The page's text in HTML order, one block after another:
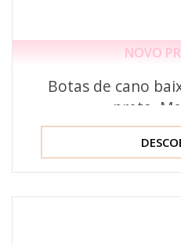
NOVO
Botas de cano
preta,